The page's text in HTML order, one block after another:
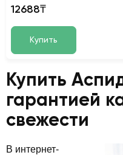
12688₸
Купить
Купить
гарантией
свежести
В интернет-